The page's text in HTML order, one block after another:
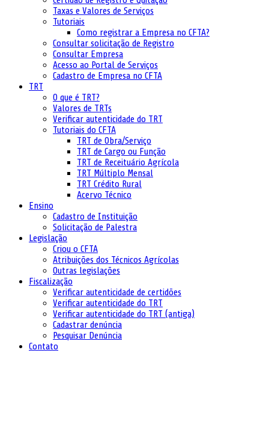
Taxas e Valores de Serviços
Tutoriais
Como registrar a Empresa no CFTA?
Consultar solicitação de Registro
Consultar Empresa
Acesso ao Portal de Serviços
Cadastro de Empresa no CFTA
TRT
O que é TRT?
Valores de TRTs
Verificar autenticidade do TRT
Tutoriais do CFTA
TRT de Obra/Serviço
TRT de Cargo ou Função
TRT de Receituário Agrícola
TRT Múltiplo Mensal
TRT Crédito Rural
Acervo Técnico
Ensino
Cadastro de Instituição
Solicitação de Palestra
Legislação
Criou o CFTA
Atribuições dos Técnicos Agrícolas
Outras legislações
Fiscalização
Verificar autenticidade de certidões
Verificar autenticidade do TRT
Verificar autenticidade do TRT (antiga)
Cadastrar denúncia
Pesquisar Denúncia
Contato